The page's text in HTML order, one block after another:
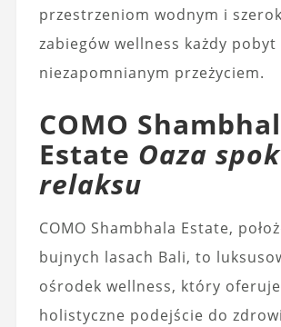
przestrzeniom wodnym i
zabiegów wellness każdy
niezapomnianym przeżyciem.
COMO
Estate Oaza
relaksu
COMO Shambhala Estate,
bujnych lasach Bali, to
ośrodek wellness, który
holistyczne podejście do